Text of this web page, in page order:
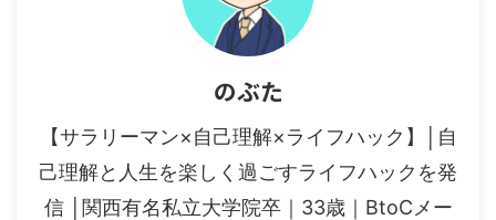
のぶた
【サラリーマン×自己理解×ライフハック】│自
己理解と人生を楽しく過ごすライフハックを発
信 │関西有名私立大学院卒｜33歳｜BtoCメー